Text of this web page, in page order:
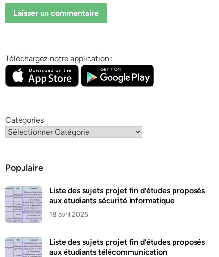
Téléchargez notre application :
Catégories
Populaire
Liste des sujets projet fin d’études proposés
aux étudiants sécurité informatique
18 avril 2025
Liste des sujets projet fin d’études proposés
aux étudiants télécommunication